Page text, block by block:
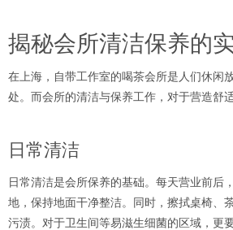
揭秘会所清洁保养的
在上海，自带工作室的喝茶会所是人们休闲
处。而会所的清洁与保养工作，对于营造舒
日常清洁
日常清洁是会所保养的基础。每天营业前后
地，保持地面干净整洁。同时，擦拭桌椅、
污渍。对于卫生间等易滋生细菌的区域，更